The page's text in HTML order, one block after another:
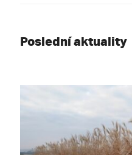
Poslední aktuality